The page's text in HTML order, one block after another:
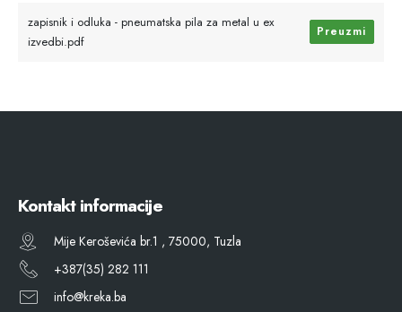
zapisnik i odluka - pneumatska pila za metal u ex
izvedbi.pdf
Preuzmi
Kontakt informacije
Mije Keroševića br.1 , 75000, Tuzla
+387(35) 282 111
info@kreka.ba